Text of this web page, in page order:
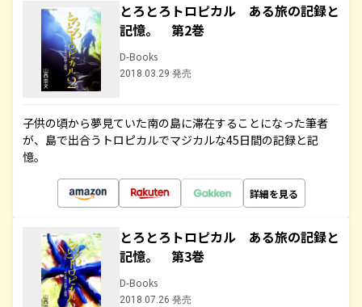
とろとろトロピカル ある旅の記録と
記憶。 第2巻
D-Books
2018.03.29 発売
子供の頃から夢見ていた南の島に滞在することになった筆者
が、島で出合うトロピカルでマジカルな45日間の記録と記
憶。
詳細を見る
とろとろトロピカル ある旅の記録と
記憶。 第3巻
D-Books
2018.07.26 発売